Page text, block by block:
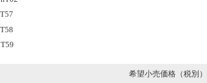
希望小売価格（税別）